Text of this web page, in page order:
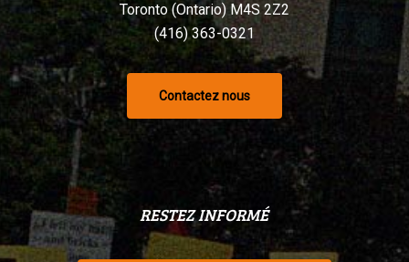
Toronto (Ontario) M4S 2Z2
(416) 363-0321
Contactez nous
RESTEZ INFORMÉ